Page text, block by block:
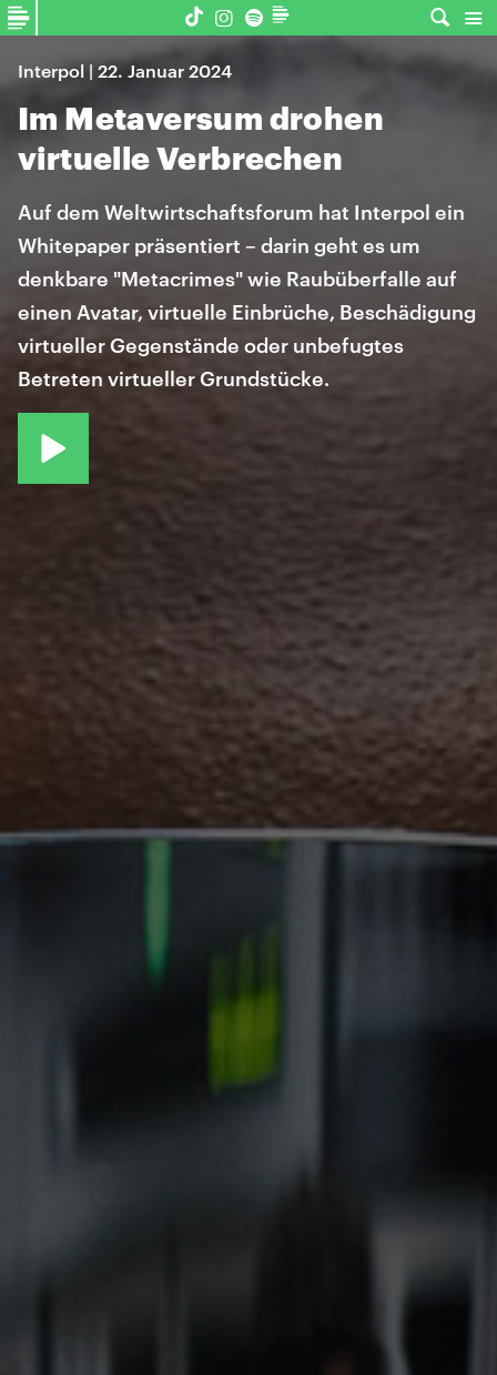
Interpol | 22. Januar 2024
Im Metaversum drohen
virtuelle Verbrechen
Auf dem Weltwirtschaftsforum hat Interpol ein
Whitepaper präsentiert – darin geht es um
denkbare "Metacrimes" wie Raubüberfalle auf
einen Avatar, virtuelle Einbrüche, Beschädigung
virtueller Gegenstände oder unbefugtes
Betreten virtueller Grundstücke.